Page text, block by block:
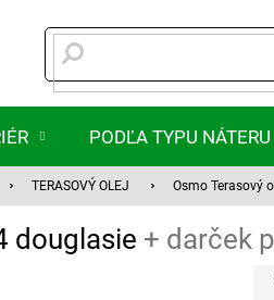
PODĽA TYPU NÁTERU
TERASOVÝ OLEJ Osmo Terasový
douglasie + darček